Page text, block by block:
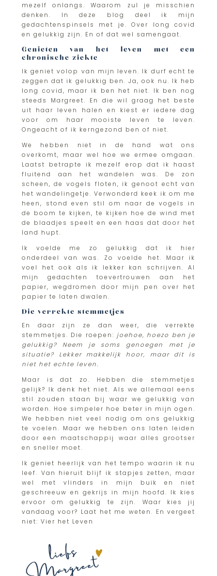
mezelf onlangs. Waarom zul je misschien
denken. In deze blog deel ik mijn
gedachtenspinsels met je. Over long covid
en gelukkig zijn. En of dat wel samengaat.
Genieten van het leven met een
chronische ziekte
Ik geniet volop van mijn leven. Ik durf echt te
zeggen dat ik gelukkig ben. Ja, ook nu. Ik heb
long covid, maar ik ben het niet. Ik ben nog
steeds Margreet. En die wil graag het beste
uit haar leven halen en kiest er iedere dag
voor om haar mooiste leven te leven.
Ongeacht of ik kerngezond ben of niet.
We hebben niet in de hand wat ons
overkomt, maar wel hoe we ermee omgaan.
Laatst betrapte ik mezelf erop dat ik haast
fluitend aan het wandelen was. De zon
scheen, de vogels floten, ik genoot echt van
het wandelingetje. Verwonderd keek ik om me
heen, stond even stil om naar de vogels in
de boom te kijken, te kijken hoe de wind met
de blaadjes speelt en een haas dat door het
land hupt.
Ik voelde me zo gelukkig dat ik hier
onderdeel van was. Zo voelde het. Maar ik
voel het ook als ik lekker kan schrijven. Al
mijn gedachten toevertrouwen aan het
papier, wegdromen door mijn pen over het
papier te laten dwalen.
Die verrekte stemmetjes
En daar zijn ze dan weer, die verrekte
stemmetjes. Die roepen: joehoe, hoezo ben je
gelukkig? Neem je soms genoegen met je
situatie? Lekker makkelijk hoor, maar dit is
niet het echte leven.
Maar is dat zo. Hebben die stemmetjes
gelijk? Ik denk het niet. Als we allemaal eens
stil zouden staan bij waar we gelukkig van
worden. Hoe simpeler hoe beter in mijn ogen.
We hebben niet veel nodig om ons gelukkig
te voelen. Maar we hebben ons laten leiden
door een maatschappij waar alles grootser
en sneller moet.
Ik geniet heerlijk van het tempo waarin ik nu
leef. Van hieruit blijf ik stapjes zetten, maar
wel met vlinders in mijn buik en niet
geschreeuw en gekrijs in mijn hoofd. Ik kies
ervoor om gelukkig te zijn. Waar kies jij
vandaag voor? Laat het me weten. En vergeet
niet: Vier het Leven